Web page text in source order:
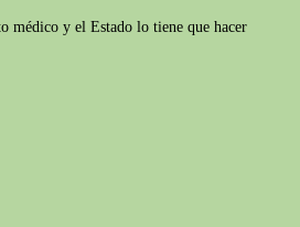
médico y el Estado lo tiene que hacer